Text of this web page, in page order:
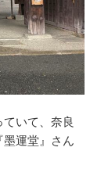
いて、奈良
運堂』さん